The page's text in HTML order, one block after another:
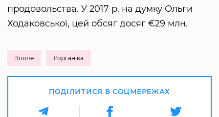
продовольства. У 2017 р. на думку Ольги
Ходаковської, цей обсяг досяг €29 млн.
#поле #органіка
ПОДІЛИТИСЯ В СОЦМЕРЕЖАХ